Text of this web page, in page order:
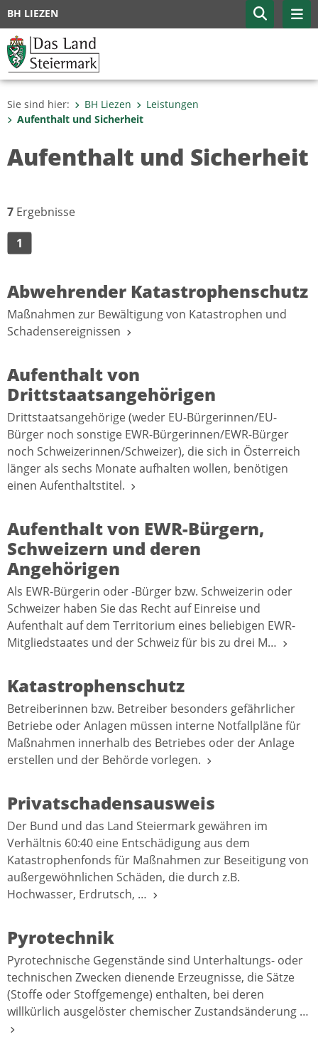
BH LIEZEN
Sie sind hier: BH Liezen
Leistungen
Aufenthalt und Sicherheit
Aufenthalt und Sicherheit
7 Ergebnisse
1
Abwehrender Katastrophenschutz
Maßnahmen zur Bewältigung von Katastrophen und
Schadensereignissen
Aufenthalt von
Drittstaatsangehörigen
Drittstaatsangehörige (weder EU-Bürgerinnen/EU-
Bürger noch sonstige EWR-Bürgerinnen/EWR-Bürger
noch Schweizerinnen/Schweizer), die sich in Österreich
länger als sechs Monate aufhalten wollen, benötigen
einen Aufenthaltstitel.
Aufenthalt von EWR-Bürgern,
Schweizern und deren
Angehörigen
Als EWR-Bürgerin oder -Bürger bzw. Schweizerin oder
Schweizer haben Sie das Recht auf Einreise und
Aufenthalt auf dem Territorium eines beliebigen EWR-
Mitgliedstaates und der Schweiz für bis zu drei M…
Katastrophenschutz
Betreiberinnen bzw. Betreiber besonders gefährlicher
Betriebe oder Anlagen müssen interne Notfallpläne für
Maßnahmen innerhalb des Betriebes oder der Anlage
erstellen und der Behörde vorlegen.
Privatschadensausweis
Der Bund und das Land Steiermark gewähren im
Verhältnis 60:40 eine Entschädigung aus dem
Katastrophenfonds für Maßnahmen zur Beseitigung von
außergewöhnlichen Schäden, die durch z.B.
Hochwasser, Erdrutsch, …
Pyrotechnik
Pyrotechnische Gegenstände sind Unterhaltungs- oder
technischen Zwecken dienende Erzeugnisse, die Sätze
(Stoffe oder Stoffgemenge) enthalten, bei deren
willkürlich ausgelöster chemischer Zustandsänderung …